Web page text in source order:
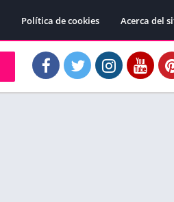
Política de cookies Acerca del